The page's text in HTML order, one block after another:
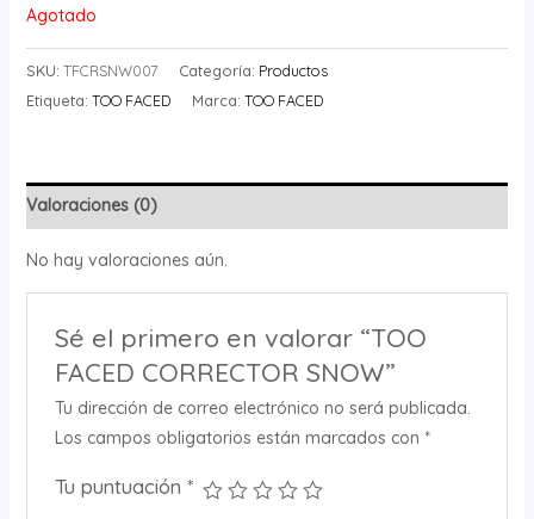
Agotado
SKU: TFCRSNW007 Categoría: Productos
Etiqueta: TOO FACED Marca: TOO FACED
Valoraciones (0)
No hay valoraciones aún.
Sé el primero en valorar “TOO
FACED CORRECTOR SNOW”
Tu dirección de correo electrónico no será publicada.
Los campos obligatorios están marcados con *
Tu puntuación *